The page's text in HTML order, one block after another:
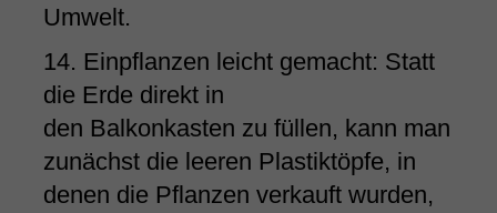
Umwelt.
14. Einpflanzen leicht gemacht: Statt
die Erde direkt in
den Balkonkasten zu füllen, kann man
zunächst die leeren Plastiktöpfe, in
denen die Pflanzen verkauft wurden,